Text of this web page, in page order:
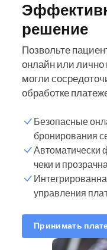
решение
Позвольте
онлайн или лично
могли
обработке
Безопасные
бронирования
Автоматически
чеки и
управления
Принимать